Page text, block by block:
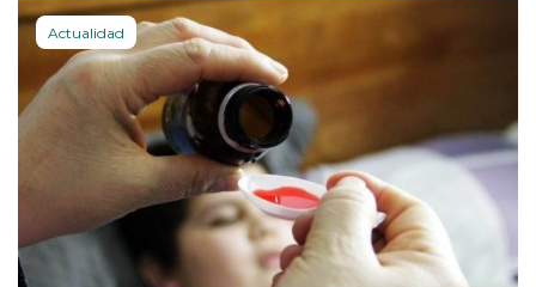
Actualidad